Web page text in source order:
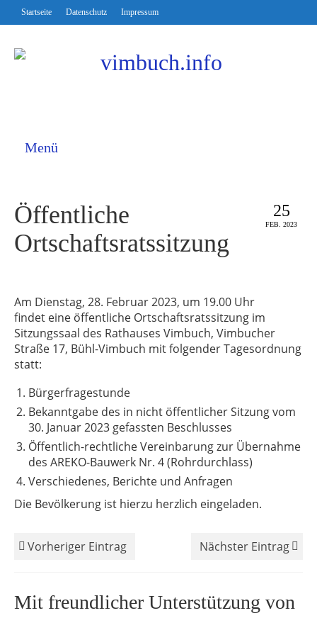
Startseite Datenschutz Impressum
Menü
25
FEB. 2023
Öffentliche
Ortschaftsratssitzung
Am Dienstag, 28. Februar 2023, um 19.00 Uhr
findet eine öffentliche Ortschaftsratssitzung im
Sitzungssaal des Rathauses Vimbuch, Vimbucher
Straße 17, Bühl-Vimbuch mit folgender Tagesordnung
statt:
Bürgerfragestunde
Bekanntgabe des in nicht öffentlicher Sitzung vom
30. Januar 2023 gefassten Beschlusses
Öffentlich-rechtliche Vereinbarung zur Übernahme
des AREKO-Bauwerk Nr. 4 (Rohrdurchlass)
Verschiedenes, Berichte und Anfragen
Die Bevölkerung ist hierzu herzlich eingeladen.
Vorheriger Eintrag Nächster Eintrag
Mit freundlicher Unterstützung von